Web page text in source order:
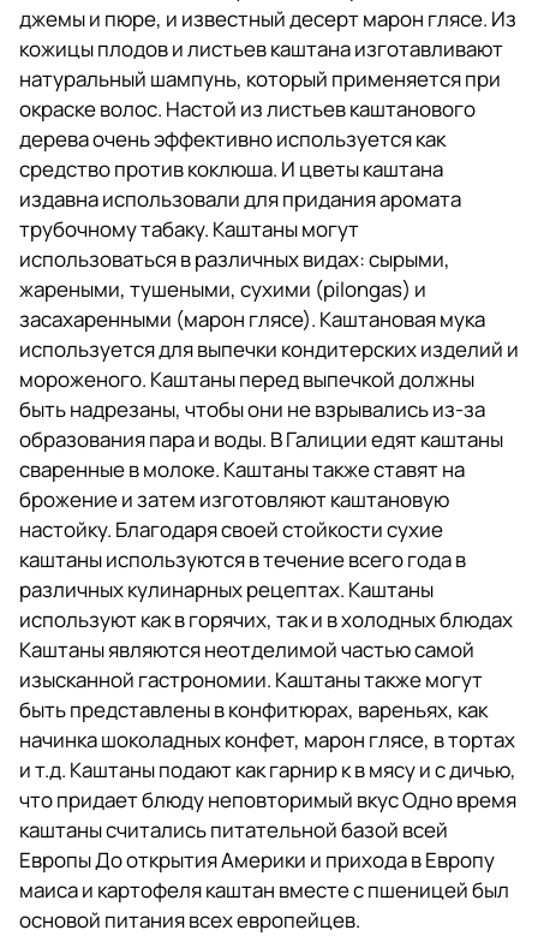
джемы и пюре, и известный десерт марон глясе. Из
кожицы плодов и листьев каштана изготавливают
натуральный шампунь, который применяется при
окраске волос. Настой из листьев каштанового
дерева очень эффективно используется как
средство против коклюша. И цветы каштана
издавна использовали для придания аромата
трубочному табаку. Каштаны могут
использоваться в различных видах: сырыми,
жареными, тушеными, сухими (pilongas) и
засахаренными (марон глясе). Каштановая мука
используется для выпечки кондитерских изделий и
мороженого. Каштаны перед выпечкой должны
быть надрезаны, чтобы они не взрывались из-за
образования пара и воды. В Галиции едят каштаны
сваренные в молоке. Каштаны также ставят на
брожение и затем изготовляют каштановую
настойку. Благодаря своей стойкости сухие
каштаны используются в течение всего года в
различных кулинарных рецептах. Каштаны
используют как в горячих, так и в холодных блюдах
Каштаны являются неотделимой частью самой
изысканной гастрономии. Каштаны также могут
быть представлены в конфитюрах, вареньях, как
начинка шоколадных конфет, марон глясе, в тортах
и т.д. Каштаны подают как гарнир к в мясу и с дичью,
что придает блюду неповторимый вкус Одно время
каштаны считались питательной базой всей
Европы До открытия Америки и прихода в Европу
маиса и картофеля каштан вместе с пшеницей был
основой питания всех европейцев.